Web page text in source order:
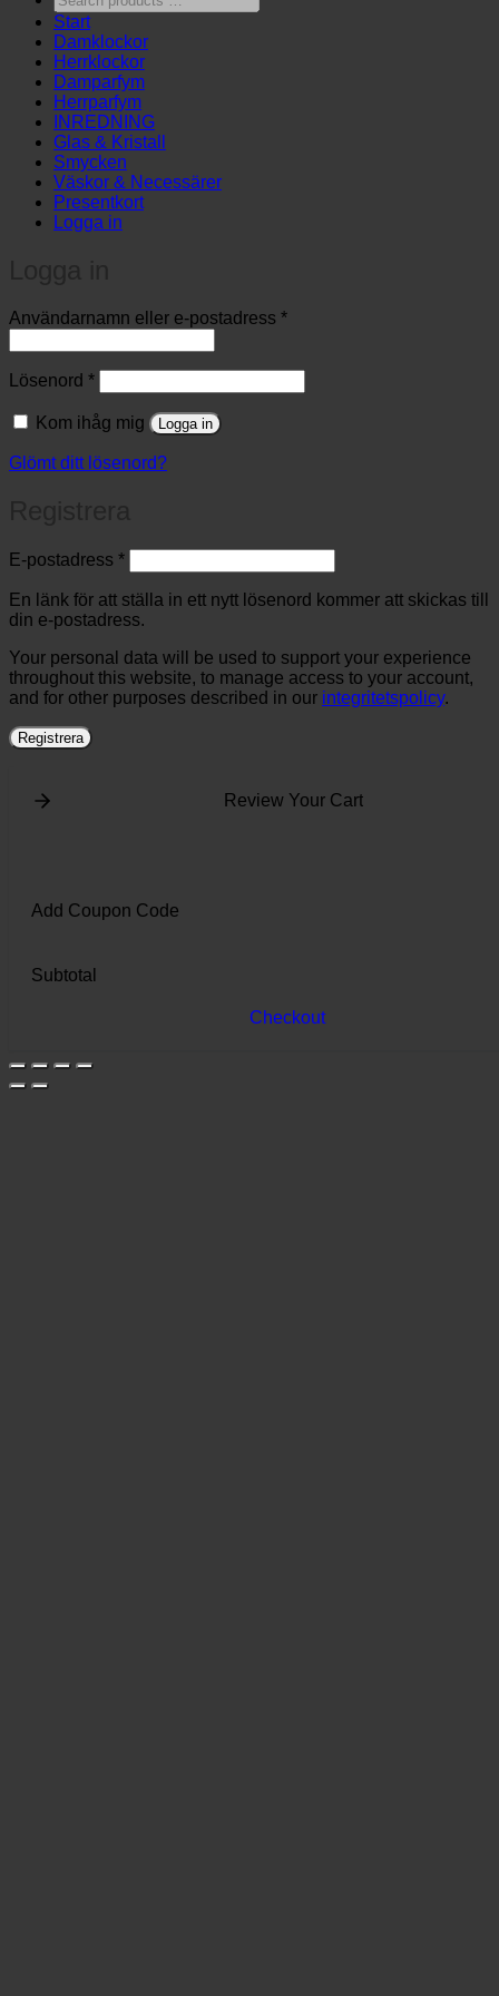
products
…
Start
Damklockor
Herrklockor
Damparfym
Herrparfym
INREDNING
Glas & Kristall
Smycken
Väskor & Necessärer
Presentkort
Logga in
Användarnamn eller e-postadress *Obligatoriskt
Lösenord *Obligatoriskt
Kom ihåg mig Logga in
Glömt ditt lösenord?
E-postadress *Obligatoriskt
En länk för att ställa in ett nytt lösenord kommer att skickas till
din e-postadress.
Your personal data will be used to support your experience
throughout this website, to manage access to your account,
and for other purposes described in our integritetspolicy.
Registrera
Review Your Cart
Add Coupon Code
Subtotal
Checkout